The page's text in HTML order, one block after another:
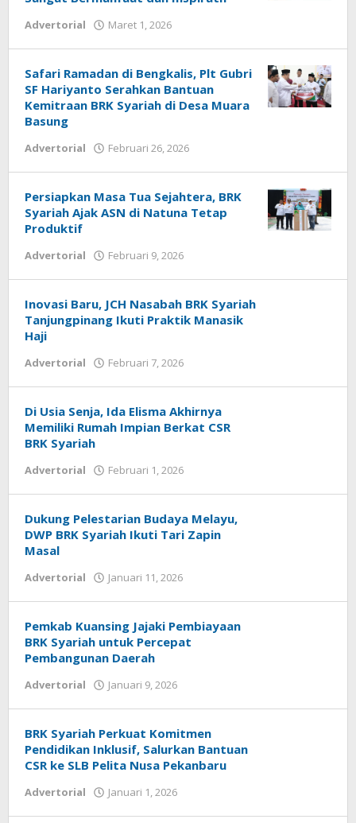
Advertorial Maret 1, 2026
Safari Ramadan di Bengkalis, Plt Gubri
SF Hariyanto Serahkan Bantuan
Kemitraan BRK Syariah di Desa Muara
Basung
Advertorial Februari 26, 2026
Persiapkan Masa Tua Sejahtera, BRK
Syariah Ajak ASN di Natuna Tetap
Produktif
Advertorial Februari 9, 2026
Inovasi Baru, JCH Nasabah BRK Syariah
Tanjungpinang Ikuti Praktik Manasik
Haji
Advertorial Februari 7, 2026
Di Usia Senja, Ida Elisma Akhirnya
Memiliki Rumah Impian Berkat CSR
BRK Syariah
Advertorial Februari 1, 2026
Dukung Pelestarian Budaya Melayu,
DWP BRK Syariah Ikuti Tari Zapin
Masal
Advertorial Januari 11, 2026
Pemkab Kuansing Jajaki Pembiayaan
BRK Syariah untuk Percepat
Pembangunan Daerah
Advertorial Januari 9, 2026
BRK Syariah Perkuat Komitmen
Pendidikan Inklusif, Salurkan Bantuan
CSR ke SLB Pelita Nusa Pekanbaru
Advertorial Januari 1, 2026